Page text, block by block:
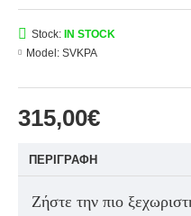
315,00€
Stock: IN STOCK
Model: SVKPA
ΠΕΡΙΓΡΑΦΉ
Ζήστε την πιο